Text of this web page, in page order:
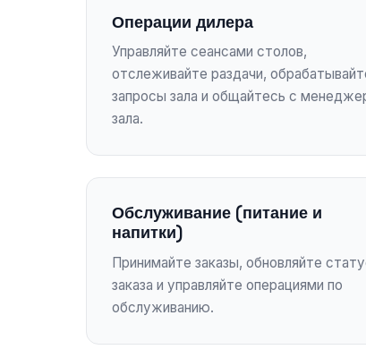
Операции дилера
Управляйте сеансами столов,
отслеживайте раздачи,
запросы зала и общайтесь с
зала.
Обслуживание (питание и
напитки)
Принимайте заказы, обновляйте
заказа и управляйте операциями по
обслуживанию.